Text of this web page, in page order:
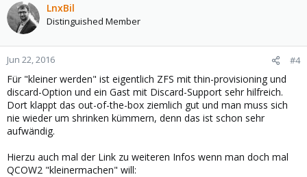
LnxBil
Distinguished Member
Jun 22, 2016 #4
Für "kleiner werden" ist eigentlich ZFS mit thin-provisioning und
discard-Option und ein Gast mit Discard-Support sehr hilfreich.
Dort klappt das out-of-the-box ziemlich gut und man muss sich
nie wieder um shrinken kümmern, denn das ist schon sehr
aufwändig.
Hierzu auch mal der Link zu weiteren Infos wenn man doch mal
QCOW2 "kleinermachen" will: